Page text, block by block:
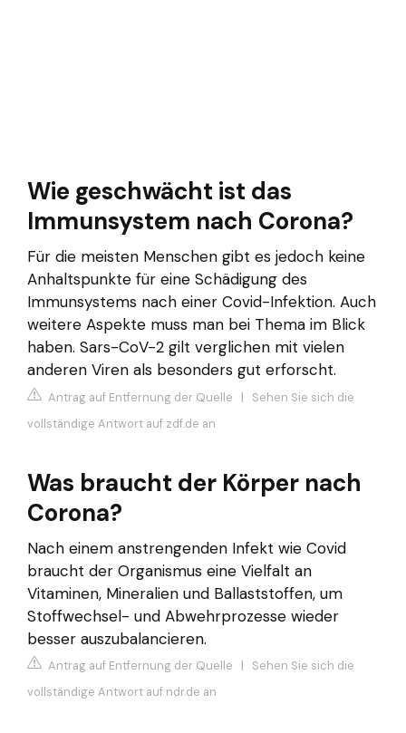
Wie geschwächt ist das
Immunsystem nach Corona?
Für die meisten Menschen gibt es jedoch keine
Anhaltspunkte für eine Schädigung des
Immunsystems nach einer Covid-Infektion. Auch
weitere Aspekte muss man bei Thema im Blick
haben. Sars-CoV-2 gilt verglichen mit vielen
anderen Viren als besonders gut erforscht.
Antrag auf Entfernung der Quelle | Sehen Sie sich die
vollständige Antwort auf zdf.de an
Was braucht der Körper nach
Corona?
Nach einem anstrengenden Infekt wie Covid
braucht der Organismus eine Vielfalt an
Vitaminen, Mineralien und Ballaststoffen, um
Stoffwechsel- und Abwehrprozesse wieder
besser auszubalancieren.
Antrag auf Entfernung der Quelle | Sehen Sie sich die
vollständige Antwort auf ndr.de an